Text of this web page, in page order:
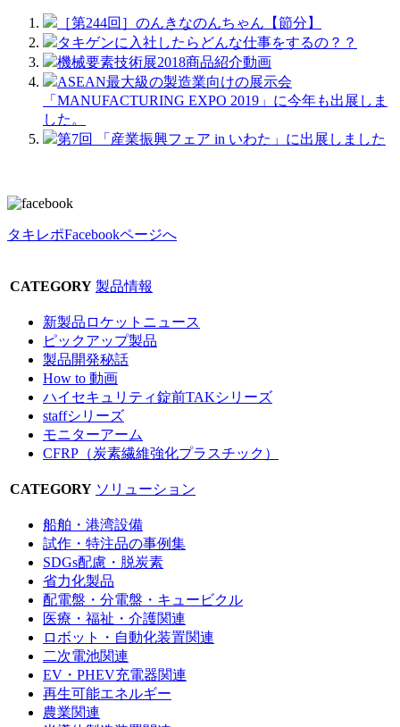
［第244回］のんきなのんちゃん【節分】
タキゲンに入社したらどんな仕事をするの？？
機械要素技術展2018商品紹介動画
ASEAN最大級の製造業向けの展示会
「MANUFACTURING EXPO 2019」に今年も出展しま
した。
第7回 「産業振興フェア in いわた」に出展しました
タキレポFacebookページへ
CATEGORY 製品情報
新製品ロケットニュース
ピックアップ製品
製品開発秘話
How to 動画
ハイセキュリティ錠前TAKシリーズ
staffシリーズ
モニターアーム
CFRP（炭素繊維強化プラスチック）
CATEGORY ソリューション
船舶・港湾設備
試作・特注品の事例集
SDGs配慮・脱炭素
省力化製品
配電盤・分電盤・キュービクル
医療・福祉・介護関連
ロボット・自動化装置関連
二次電池関連
EV・PHEV充電器関連
再生可能エネルギー
農業関連